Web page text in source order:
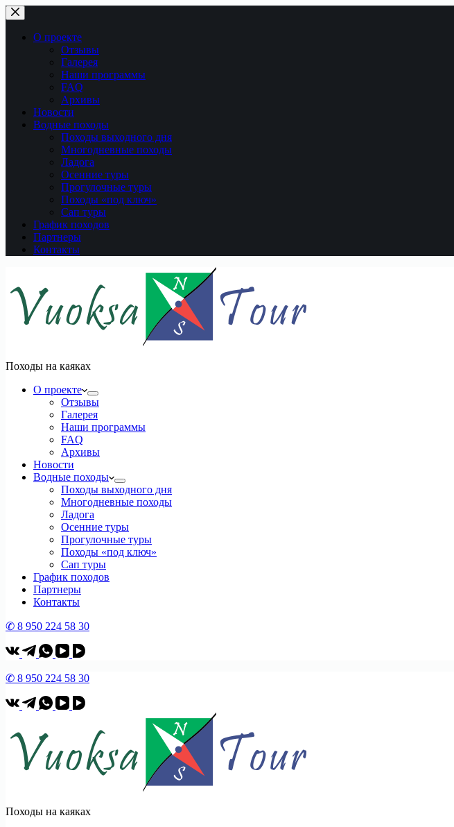
Перейти
к
сути
О проекте
Отзывы
Галерея
Наши программы
FAQ
Архивы
Новости
Водные походы
Походы выходного дня
Многодневные походы
Ладога
Осенние туры
Прогулочные туры
Походы «под ключ»
Сап туры
График походов
Партнеры
Контакты
Походы на каяках
О проекте
Отзывы
Галерея
Наши программы
FAQ
Архивы
Новости
Водные походы
Походы выходного дня
Многодневные походы
Ладога
Осенние туры
Прогулочные туры
Походы «под ключ»
Сап туры
График походов
Партнеры
Контакты
✆ 8 950 224 58 30
✆ 8 950 224 58 30
Походы на каяках